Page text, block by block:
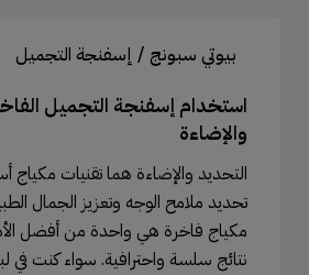
بيوتي سبونج / إسفنجة التجميل
استخدام إسفنجة التجميل
والإضاءة
التحديد والإضاءة هما تقنيات مكياج
تحديد ملامح الوجه وتعزيز الجمال
مكياج فاخرة هي واحدة من أفضل
نتائج سلسة واحترافية. سواء كنت في